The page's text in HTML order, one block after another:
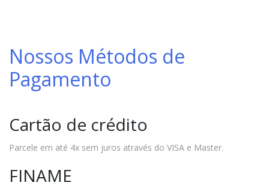
Nossos Métodos de
Pagamento
Cartão de crédito
Parcele em até 4x sem juros através do VISA e Master.
FINAME